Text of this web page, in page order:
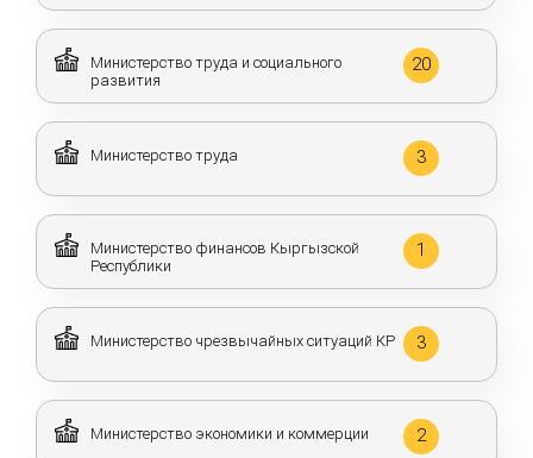
Министерство труда и социального
развития
20
Министерство труда 3
Министерство финансов Кыргызской
Республики
1
Министерство чрезвычайных ситуаций КР 3
Министерство экономики и коммерции 2